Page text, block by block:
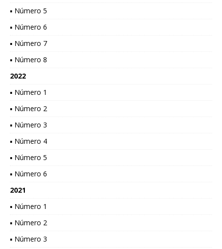
▪ Número 5
▪ Número 6
▪ Número 7
▪ Número 8
2022
▪ Número 1
▪ Número 2
▪ Número 3
▪ Número 4
▪ Número 5
▪ Número 6
2021
▪ Número 1
▪ Número 2
▪ Número 3